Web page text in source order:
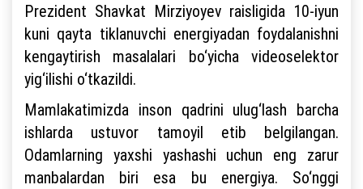
Prezident Shavkat Mirziyoyev raisligida 10-iyun
kuni qayta tiklanuvchi energiyadan foydalanishni
kengaytirish masalalari bo‘yicha videoselektor
yig‘ilishi o‘tkazildi.
Mamlakatimizda inson qadrini ulug‘lash barcha
ishlarda ustuvor tamoyil etib belgilangan.
Odamlarning yaxshi yashashi uchun eng zarur
manbalardan biri esa bu energiya. So‘nggi